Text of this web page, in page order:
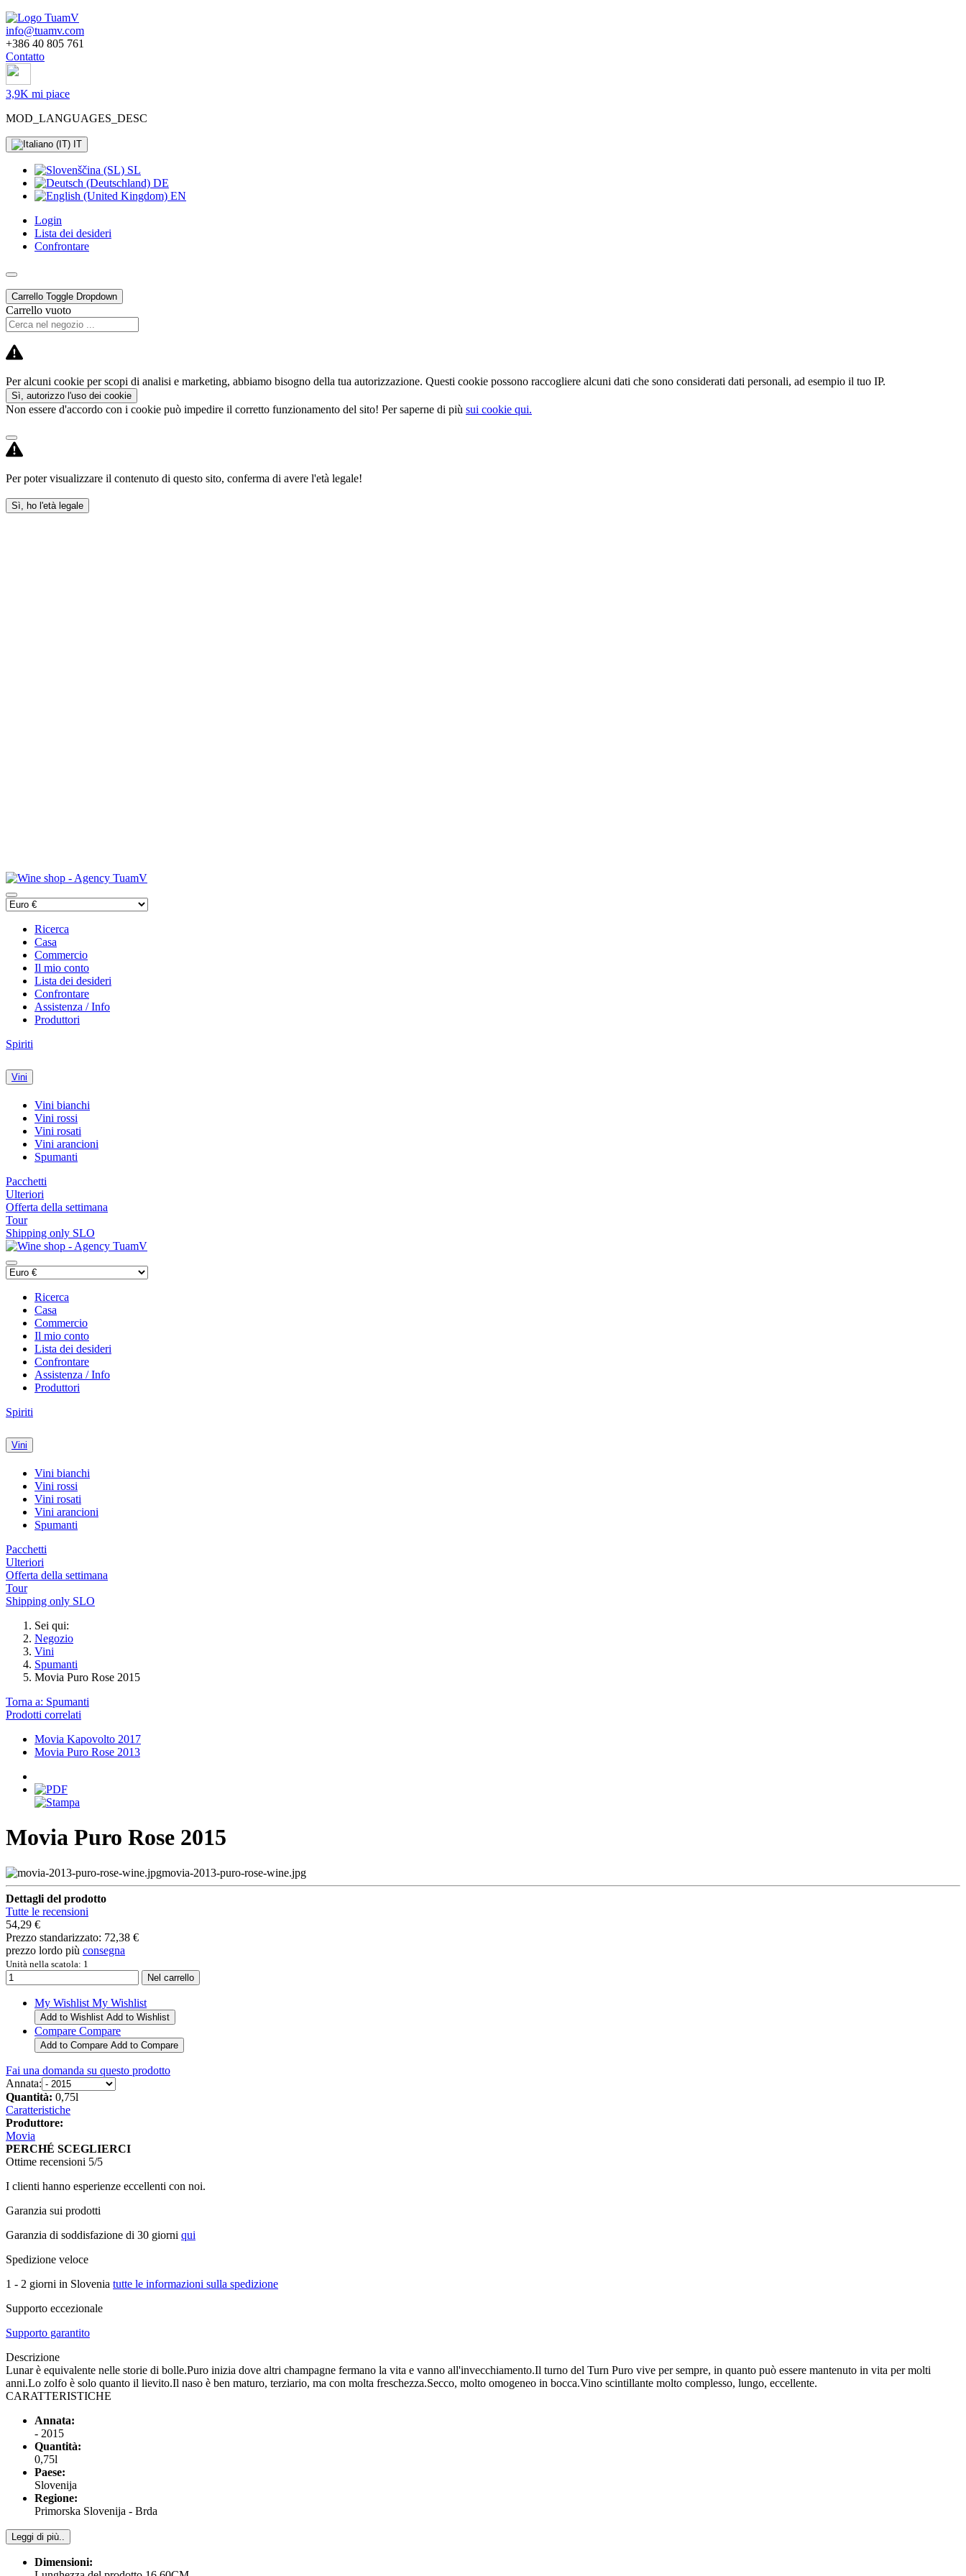
info@tuamv.com
+386 40 805 761
Contatto
3,9K mi piace
MOD_LANGUAGES_DESC
IT
SL
DE
EN
Login
Lista dei desideri
Confrontare
Carrello Toggle Dropdown
Carrello vuoto
Per alcuni cookie per scopi di analisi e marketing, abbiamo bisogno della tua autorizzazione. Questi cookie possono raccogliere alcuni dati che sono considerati dati personali, ad esempio il tuo IP.
Sì, autorizzo l'uso dei cookie
Non essere d'accordo con i cookie può impedire il corretto funzionamento del sito! Per saperne di più sui cookie qui.
Per poter visualizzare il contenuto di questo sito, conferma di avere l'età legale!
Sì, ho l'età legale
Ricerca
Casa
Commercio
Il mio conto
Lista dei desideri
Confrontare
Assistenza / Info
Produttori
Spiriti
Vini
Vini bianchi
Vini rossi
Vini rosati
Vini arancioni
Spumanti
Pacchetti
Ulteriori
Offerta della settimana
Tour
Shipping only SLO
Ricerca
Casa
Commercio
Il mio conto
Lista dei desideri
Confrontare
Assistenza / Info
Produttori
Spiriti
Vini
Vini bianchi
Vini rossi
Vini rosati
Vini arancioni
Spumanti
Pacchetti
Ulteriori
Offerta della settimana
Tour
Shipping only SLO
Sei qui:
Negozio
Vini
Spumanti
Movia Puro Rose 2015
Torna a: Spumanti
Prodotti correlati
Movia Kapovolto 2017
Movia Puro Rose 2013
Movia Puro Rose 2015
movia-2013-puro-rose-wine.jpg
Dettagli del prodotto
Tutte le recensioni
54,29 €
Prezzo standarizzato: 72,38 €
prezzo lordo più consegna
Unità nella scatola: 1
My Wishlist My Wishlist
Add to Wishlist Add to Wishlist
Compare Compare
Add to Compare Add to Compare
Fai una domanda su questo prodotto
Annata:
Quantità: 0,75l
Caratteristiche
Produttore:
Movia
PERCHÉ SCEGLIERCI
Ottime recensioni 5/5
I clienti hanno esperienze eccellenti con noi.
Garanzia sui prodotti
Garanzia di soddisfazione di 30 giorni qui
Spedizione veloce
1 - 2 giorni in Slovenia tutte le informazioni sulla spedizione
Supporto eccezionale
Supporto garantito
Descrizione
Lunar è equivalente nelle storie di bolle.Puro inizia dove altri champagne fermano la vita e vanno all'invecchiamento.Il turno del Turn Puro vive per sempre, in quanto può essere mantenuto in vita per molti
anni.Lo zolfo è solo quanto il lievito.Il naso è ben maturo, terziario, ma con molta freschezza.Secco, molto omogeneo in bocca.Vino scintillante molto complesso, lungo, eccellente.
CARATTERISTICHE
Annata:
- 2015
Quantità:
0,75l
Paese:
Slovenija
Regione:
Primorska Slovenija - Brda
Leggi di più..
Dimensioni: